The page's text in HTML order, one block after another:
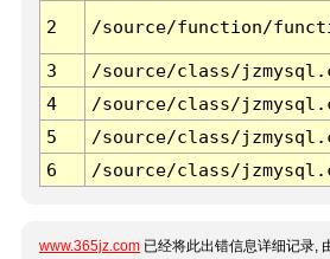
2 /source/function/
3 /source/class/
4
/source/class/
5
/source/class/
6
/source/class/
www.365jz.com 已经将此出错信息详细记录,